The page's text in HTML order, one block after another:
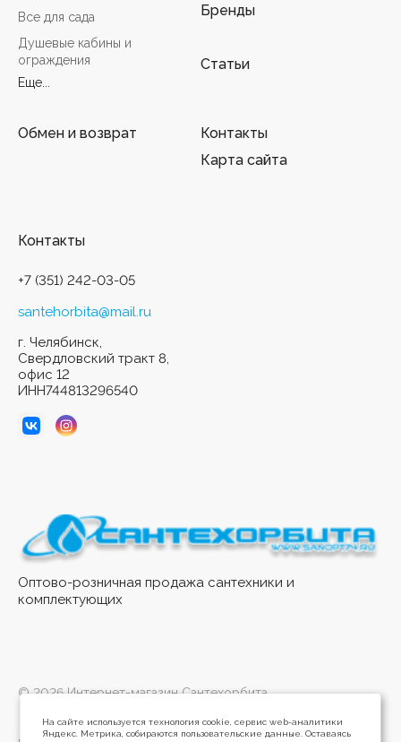
Оптово-розничная продажа сантехники и
комплектующих
Все для сада
Душевые кабины и
ограждения
Еще...
Бренды
Статьи
Обмен и возврат
Контакты
Карта сайта
Контакты
+7 (351) 242-03-05
santehorbita@mail.ru
г. Челябинск,
Свердловский тракт 8,
офис 12
ИНН744813296540
© 2026 Интернет-магазин Сантехорбита
На сайте используется технология cookie, сервис web-аналитики
Яндекс. Метрика, собираются пользовательские данные. Оставаясь